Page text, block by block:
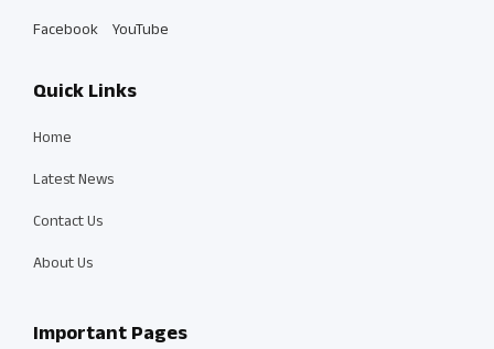
Facebook YouTube
Quick Links
Home
Latest News
Contact Us
About Us
Important Pages